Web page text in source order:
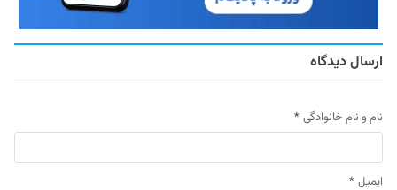
ارسال دیدگاه
نام و نام خانوادگی *
ایمیل *